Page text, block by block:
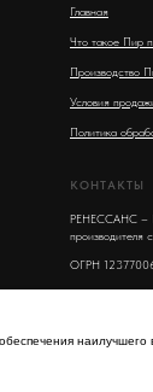
Главная
Что такое Пир
Производство
Условия
Политика
КОНТАКТЫ
РЕНЕССАНС –
производителя
ОГРН
Московская
info@plitapir.ru
наилучшего